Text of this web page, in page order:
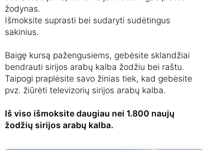
žodynas.
Išmoksite suprasti bei sudaryti sudėtingus
sakinius.
Baigę kursą pažengusiems, gebėsite sklandžiai
bendrauti sirijos arabų kalba žodžiu bei raštu.
Taipogi praplėsite savo žinias tiek, kad gebėsite
pvz. žiūrėti televizorių sirijos arabų kalba.
Iš viso išmoksite daugiau nei 1.800 naujų
žodžių sirijos arabų kalba.